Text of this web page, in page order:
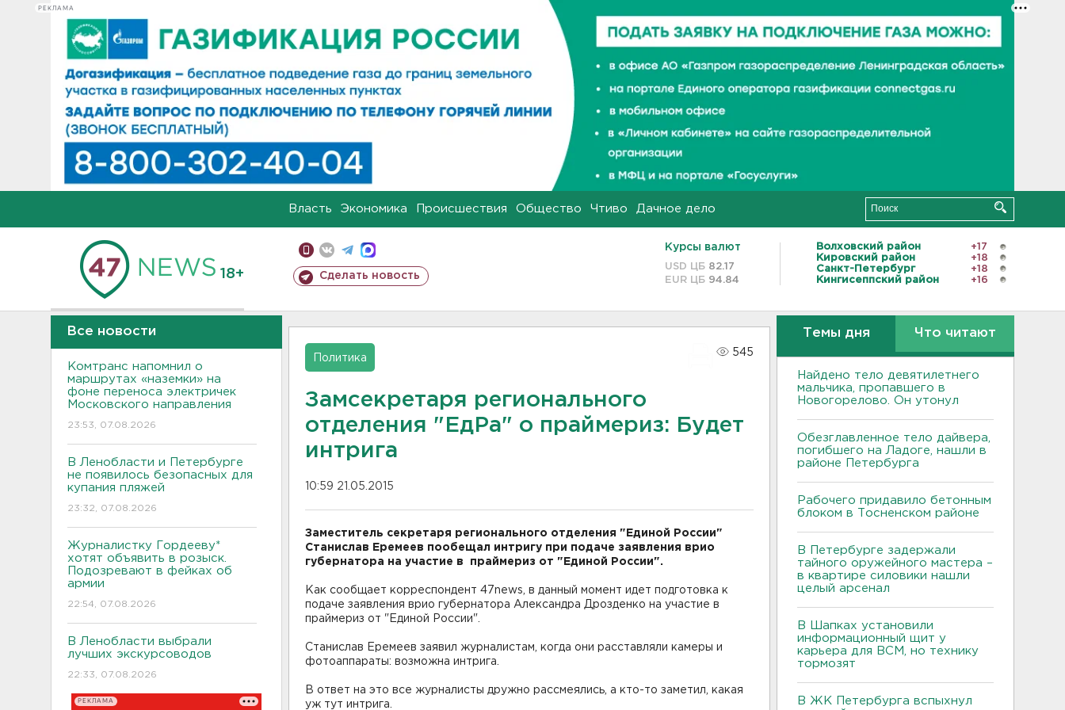
РЕКЛАМА
Власть Экономика Происшествия Общество Чтиво Дачное дело
18+ Сделать новость
Курсы валют
USD ЦБ 82.17
EUR ЦБ 94.84
Волховский район
+17
Кировский район
+18
Санкт-Петербург
+18
Кингисеппский район
+16
Все новости
Комтранс напомнил о
маршрутах «наземки» на
фоне переноса электричек
Московского направления
23:53, 07.08.2026
В Ленобласти и Петербурге
не появилось безопасных для
купания пляжей
23:32, 07.08.2026
Журналистку Гордееву*
хотят объявить в розыск.
Подозревают в фейках об
армии
22:54, 07.08.2026
В Ленобласти выбрали
лучших экскурсоводов
22:33, 07.08.2026
РЕКЛАМА
Политика
545
Замсекретаря регионального
отделения "ЕдРа" о праймериз: Будет
интрига
10:59 21.05.2015
Заместитель секретаря регионального отделения "Единой России"
Станислав Еремеев пообещал интригу при подаче заявления врио
губернатора на участие в праймериз от "Единой России".
Как сообщает корреспондент 47news, в данный момент идет подготовка к
подаче заявления врио губернатора Александра Дрозденко на участие в
праймериз от "Единой России".
Станислав Еремеев заявил журналистам, когда они расставляли камеры и
фотоаппараты: возможна интрига.
В ответ на это все журналисты дружно рассмеялись, а кто-то заметил, какая
уж тут интрига.
Темы дня Что читают
Найдено тело девятилетнего
мальчика, пропавшего в
Новогорелово. Он утонул
Обезглавленное тело дайвера,
погибшего на Ладоге, нашли в
районе Петербурга
Рабочего придавило бетонным
блоком в Тосненском районе
В Петербурге задержали
тайного оружейного мастера –
в квартире силовики нашли
целый арсенал
В Шапках установили
информационный щит у
карьера для ВСМ, но технику
тормозят
В ЖК Петербурга вспыхнул